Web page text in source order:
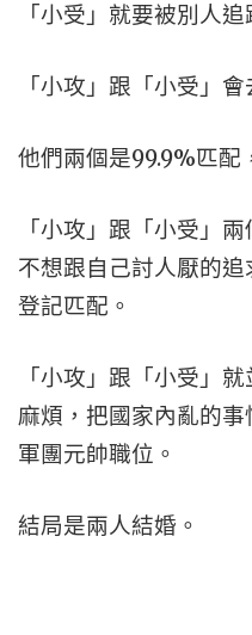
「小受」就要被別人追
「小攻」跟「小受」
他們兩個是99.9%匹配
「小攻」跟「小受」
不想跟自己討人厭的
登記匹配。
「小攻」跟「小受」
麻煩，把國家內亂的
軍團元帥職位。
結局是兩人結婚。